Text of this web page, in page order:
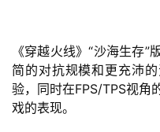
《穿越火线》“沙海生存
简的对抗规模和更充沛
验，同时在FPS/TPS视角
戏的表现。